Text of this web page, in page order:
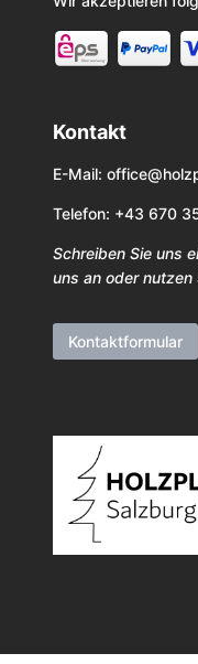
Kontakt
E-Mail:
Telefon: +43 670
Schreiben Sie uns
uns an oder nutzen
Kontaktformular